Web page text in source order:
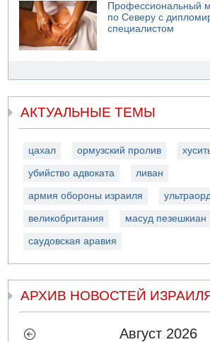
Профессиональный
по Северу с
специалистом
АКТУАЛЬНЫЕ ТЕМЫ
цахал ормузский пролив
убийство адвоката ливан
армия обороны израиля
великобритания масуд пезешкиан
саудовская аравия
АРХИВ НОВОСТЕЙ
Август 2026